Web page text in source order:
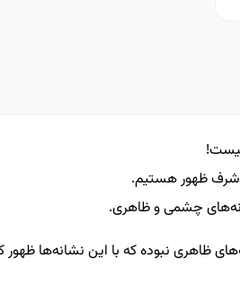
شرف ظهور هستیم.
چشمی و ظاهری.
ظاهری نبوده که با این نشانه‌ها ظهور